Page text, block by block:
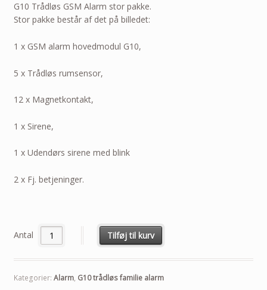
G10 Trådløs GSM Alarm stor pakke.
Stor pakke består af det på billedet:
1 x GSM alarm hovedmodul G10,
5 x Trådløs rumsensor,
12 x Magnetkontakt,
1 x Sirene,
1 x Udendørs sirene med blink
2 x Fj. betjeninger.
Antal Tilføj til kurv
Kategorier: Alarm, G10 trådløs familie alarm